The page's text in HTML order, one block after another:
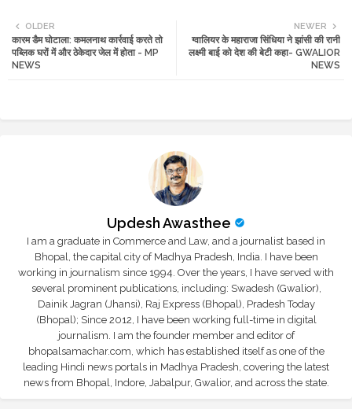
tte ats
NEWER
ग्वालियर के महाराजा सिंधिया ने झांसी की रानी
लक्ष्मी बाई को देश की बेटी कहा- GWALIOR
NEWS
OLDER
कारम डैम घोटाला: कमलनाथ कार्रवाई करते तो
पब्लिक घरों में और ठेकेदार जेल में होता - MP
NEWS
Updesh Awasthee
I am a graduate in Commerce and Law, and a journalist based in
Bhopal, the capital city of Madhya Pradesh, India. I have been
working in journalism since 1994. Over the years, I have served with
several prominent publications, including: Swadesh (Gwalior),
Dainik Jagran (Jhansi), Raj Express (Bhopal), Pradesh Today
(Bhopal); Since 2012, I have been working full-time in digital
journalism. I am the founder member and editor of
bhopalsamachar.com, which has established itself as one of the
leading Hindi news portals in Madhya Pradesh, covering the latest
news from Bhopal, Indore, Jabalpur, Gwalior, and across the state.